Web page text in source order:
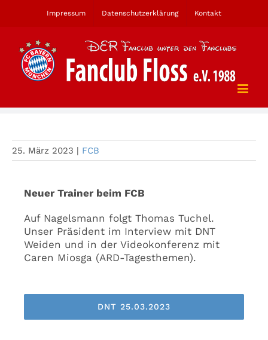
Impressum Datenschutzerklärung Kontakt
25. März 2023 | FCB
Neuer Trainer beim FCB
Auf Nagelsmann folgt Thomas Tuchel.
Unser Präsident im Interview mit DNT
Weiden und in der Videokonferenz mit
Caren Miosga (ARD-Tagesthemen).
DNT 25.03.2023